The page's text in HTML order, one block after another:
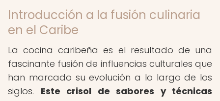
Introducción a la fusión culinaria
en el Caribe
La cocina caribeña es el resultado de una
fascinante fusión de influencias culturales que
han marcado su evolución a lo largo de los
siglos. Este crisol de sabores y técnicas